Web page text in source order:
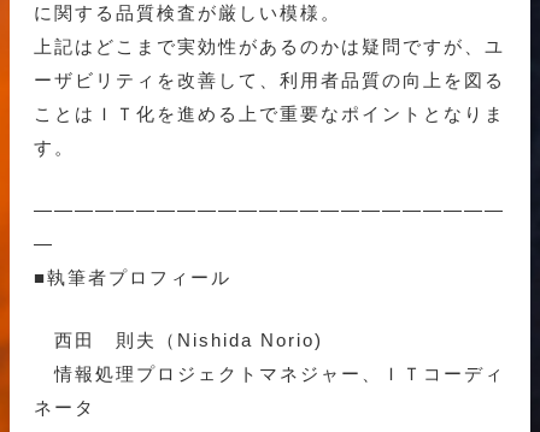
に関する品質検査が厳しい模様。
上記はどこまで実効性があるのかは疑問ですが、ユ
ーザビリティを改善して、利用者品質の向上を図る
ことはＩＴ化を進める上で重要なポイントとなりま
す。
———————————————————————
—
■執筆者プロフィール
西田 則夫（Nishida Norio)
情報処理プロジェクトマネジャー、ＩＴコーディ
ネータ